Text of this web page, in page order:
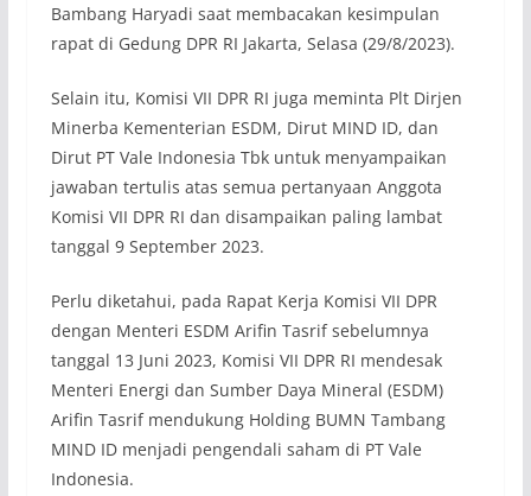
Bambang Haryadi saat membacakan kesimpulan
rapat di Gedung DPR RI Jakarta, Selasa (29/8/2023).
Selain itu, Komisi VII DPR RI juga meminta Plt Dirjen
Minerba Kementerian ESDM, Dirut MIND ID, dan
Dirut PT Vale Indonesia Tbk untuk menyampaikan
jawaban tertulis atas semua pertanyaan Anggota
Komisi VII DPR RI dan disampaikan paling lambat
tanggal 9 September 2023.
Perlu diketahui, pada Rapat Kerja Komisi VII DPR
dengan Menteri ESDM Arifin Tasrif sebelumnya
tanggal 13 Juni 2023, Komisi VII DPR RI mendesak
Menteri Energi dan Sumber Daya Mineral (ESDM)
Arifin Tasrif mendukung Holding BUMN Tambang
MIND ID menjadi pengendali saham di PT Vale
Indonesia.